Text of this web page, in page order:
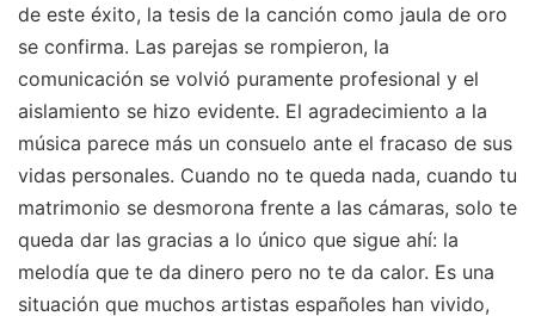
de este éxito, la tesis de la canción como jaula de oro
se confirma. Las parejas se rompieron, la
comunicación se volvió puramente profesional y el
aislamiento se hizo evidente. El agradecimiento a la
música parece más un consuelo ante el fracaso de sus
vidas personales. Cuando no te queda nada, cuando tu
matrimonio se desmorona frente a las cámaras, solo te
queda dar las gracias a lo único que sigue ahí: la
melodía que te da dinero pero no te da calor. Es una
situación que muchos artistas españoles han vivido,